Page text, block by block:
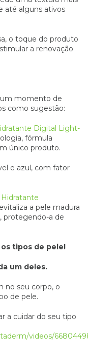
até alguns ativos
o toque do produto
a renovação
um momento de
como sugestão:
Digital Light-
fórmula
único produto.
e azul, com fator
a pele madura
protegendo-a de
tipos de pele!
um deles.
no seu corpo, o
de pele.
a cuidar do seu tipo
videos/